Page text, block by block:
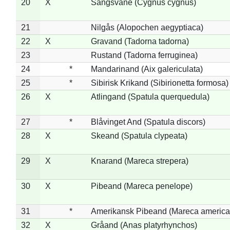
20 X Sangsvane (Cygnus cygnus)
21
Nilgås (Alopochen aegyptiaca)
22
X
Gravand (Tadorna tadorna)
23
Rustand (Tadorna ferruginea)
24
*
Mandarinand (Aix galericulata)
25
*
Sibirisk Krikand (Sibirionetta formosa)
26
X Atlingand (Spatula querquedula)
27 *
Blåvinget And (Spatula discors)
28
X Skeand (Spatula clypeata)
29 X Knarand (Mareca strepera)
30 X Pibeand (Mareca penelope)
31 *
Amerikansk Pibeand (Mareca
32
X Gråand (Anas platyrhynchos)